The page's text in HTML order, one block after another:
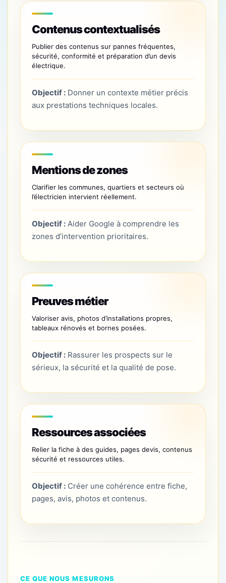
Contenus contextualisés
Publier des contenus sur pannes fréquentes,
sécurité, conformité et préparation d’un devis
électrique.
Objectif : Donner un contexte métier précis
aux prestations techniques locales.
Mentions de zones
Clarifier les communes, quartiers et secteurs où
l’électricien intervient réellement.
Objectif : Aider Google à comprendre les
zones d’intervention prioritaires.
Preuves métier
Valoriser avis, photos d’installations propres,
tableaux rénovés et bornes posées.
Objectif : Rassurer les prospects sur le
sérieux, la sécurité et la qualité de pose.
Ressources associées
Relier la fiche à des guides, pages devis, contenus
sécurité et ressources utiles.
Objectif : Créer une cohérence entre fiche,
pages, avis, photos et contenus.
CE QUE NOUS MESURONS